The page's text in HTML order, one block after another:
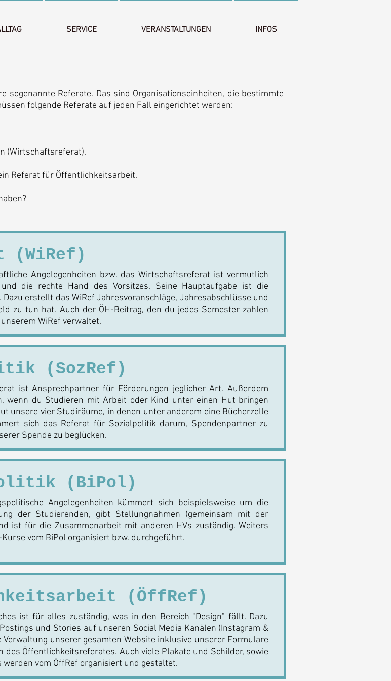
SERVICE VERANSTALTUNGEN INFOS
sogenannte Referate. Das sind Organisationseinheiten, die bestimmte
folgende Referate auf jeden Fall eingerichtet werden:
(Wirtschaftsreferat).
Referat für Öffentlichkeitsarbeit.
(WiRef)
Angelegenheiten bzw. das Wirtschaftsreferat ist vermutlich
die rechte Hand des Vorsitzes. Seine Hauptaufgabe ist die
erstellt das WiRef Jahresvoranschläge, Jahresabschlüsse und
zu tun hat. Auch der ÖH-Beitrag, den du jedes Semester zahlen
WiRef verwaltet.
(SozRef)
ist Ansprechpartner für Förderungen jeglicher Art. Außerdem
wenn du Studieren mit Arbeit oder Kind unter einen Hut bringen
unsere vier Studiräume, in denen unter anderem eine Bücherzelle
sich das Referat für Sozialpolitik darum, Spendenpartner zu
Spende zu beglücken.
(BiPol)
Angelegenheiten kümmert sich beispielsweise um die
der Studierenden, gibt Stellungnahmen (gemeinsam mit der
ist für die Zusammenarbeit mit anderen HVs zuständig. Weiters
vom BiPol organisiert bzw. durchgeführt.
(ÖffRef)
ist für alles zuständig, was in den Bereich "Design" fällt. Dazu
und Stories auf unseren Social Media Kanälen (Instagram &
Verwaltung unserer gesamten Website inklusive unserer Formulare
des Öffentlichkeitsreferates. Auch viele Plakate und Schilder, sowie
werden vom ÖffRef organisiert und gestaltet.